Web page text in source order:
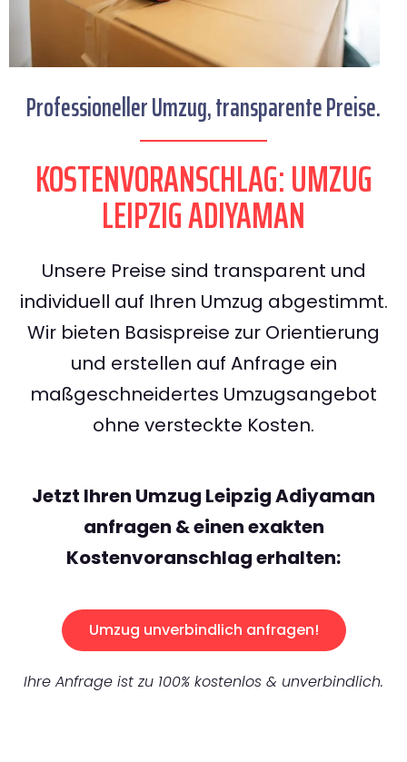
Professioneller Umzug, transparente Preise.
KOSTENVORANSCHLAG: UMZUG
LEIPZIG ADIYAMAN
Unsere Preise sind transparent und
individuell auf Ihren Umzug abgestimmt.
Wir bieten Basispreise zur Orientierung
und erstellen auf Anfrage ein
maßgeschneidertes Umzugsangebot
ohne versteckte Kosten.
Jetzt Ihren Umzug Leipzig Adiyaman
anfragen & einen exakten
Kostenvoranschlag erhalten:
Umzug unverbindlich anfragen!
Ihre Anfrage ist zu 100% kostenlos & unverbindlich.